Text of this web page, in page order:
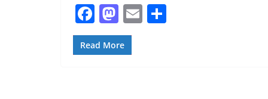
F
a
c
M
a
st
E
Read More